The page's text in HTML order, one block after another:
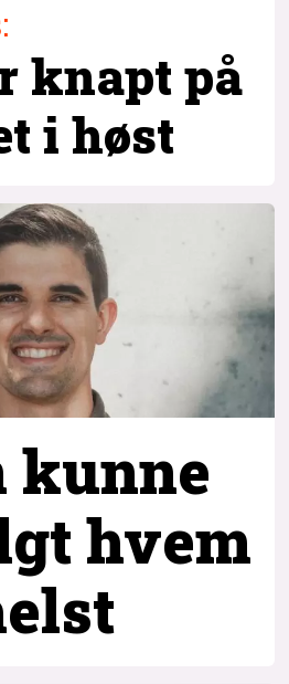
knapt på
i høst
kunne
hvem